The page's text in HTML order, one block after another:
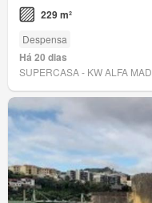
229 m²
Despensa
Há 20 dias
SUPERCASA - KW ALFA